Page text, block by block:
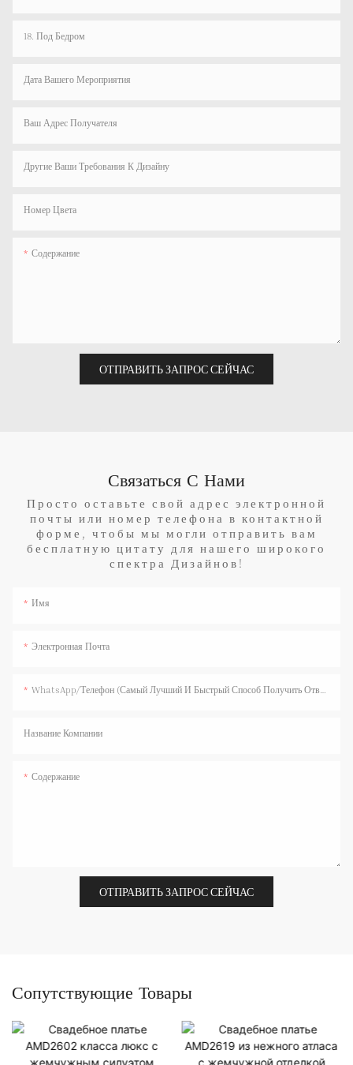
18. Под Бедром
Дата Вашего Мероприятия
Ваш Адрес Получателя
Другие Ваши Требования К Дизайну
Номер Цвета
Содержание
ОТПРАВИТЬ ЗАПРОС СЕЙЧАС
Связаться С Нами
Просто оставьте свой адрес электронной
почты или номер телефона в контактной
форме, чтобы мы могли отправить вам
бесплатную цитату для нашего широкого
спектра Дизайнов!
Имя
Электронная Почта
WhatsApp/телефон (самый Лучший И Быстрый Способ Получить Ответ)
Название Компании
Содержание
ОТПРАВИТЬ ЗАПРОС СЕЙЧАС
Сопутствующие Товары